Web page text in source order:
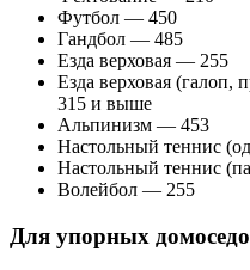
Футбол — 450
Гандбол — 485
Езда верховая — 255
Езда верховая
315 и выше
Альпинизм — 453
Настольный теннис
Настольный теннис
Волейбол — 255
Для упорных